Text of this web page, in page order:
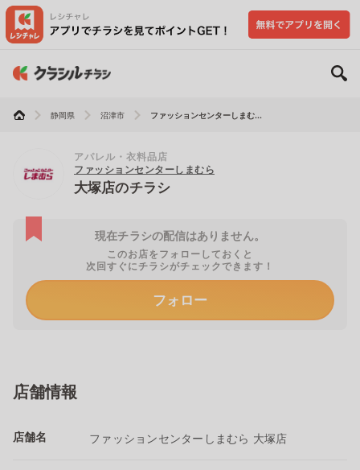
静岡県 沼津市 ファッションセンターしまむ...
アパレル・衣料品店
ファッションセンターしまむら
大塚店のチラシ
現在チラシの配信はありません。
このお店をフォローしておくと
次回すぐにチラシがチェックできます！
フォロー
店舗情報
店舗名 ファッションセンターしまむら 大塚店